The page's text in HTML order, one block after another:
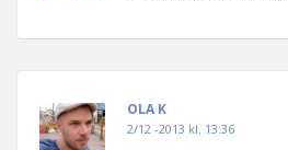
OLA K
2/12 -2013 kl. 13:36